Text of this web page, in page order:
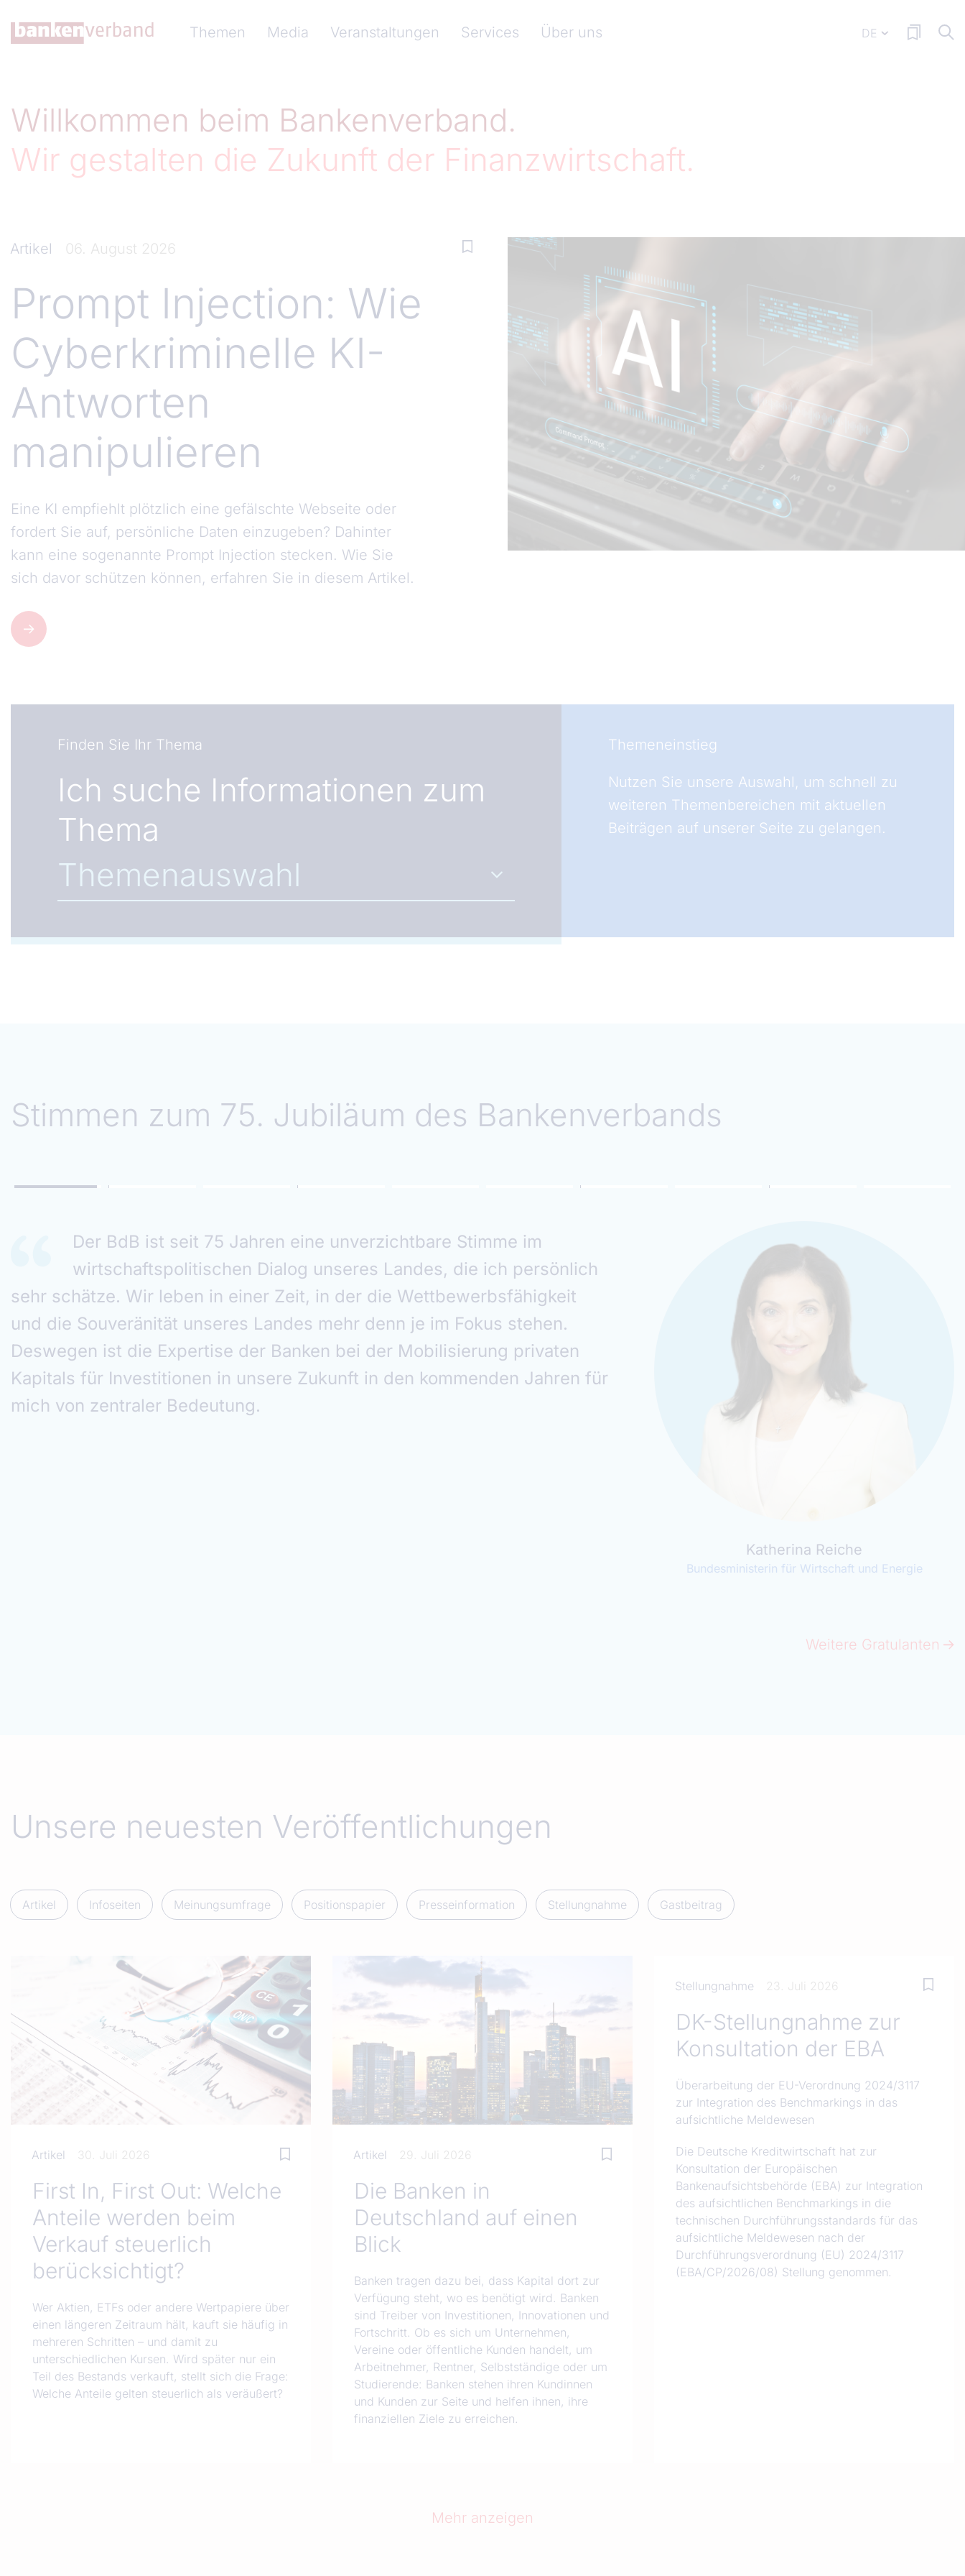
Themen
Media Veranstaltungen Services Über uns DE
Willkommen beim Bankenverband.
Wir gestalten die Zukunft der Finanzwirtschaft.
Artikel 06. August 2026
Prompt Injection: Wie
Cyberkriminelle KI-
Antworten
manipulieren
Eine KI empfiehlt plötzlich eine gefälschte Webseite oder
fordert Sie auf, persönliche Daten einzugeben? Dahinter
kann eine sogenannte Prompt Injection stecken. Wie Sie
sich davor schützen können, erfahren Sie in diesem Artikel.
Finden Sie Ihr Thema
Ich suche Informationen zum
Thema
Themeneinstieg
Nutzen Sie unsere Auswahl, um schnell zu
weiteren Themenbereichen mit aktuellen
Beiträgen auf unserer Seite zu gelangen.
Stimmen zum 75. Jubiläum des Bankenverbands
For 75 years, the Association of German Banks has helped shape
a resilient and stable financial sector at the heart of Europe’s
economy. I trust it will be equally driving the future, with ambition,
supporting a truly European banking sector, scalable cross border and
anchored in financial stability, to mobilise capital and drive growth,
innovation and competitiveness.
Maria Luís Albuquerque
European Commissioner for Financial Services and the
Weitere Gratulanten
Unsere neuesten Veröffentlichungen
Artikel Infoseiten Meinungsumfrage Positionspapier Presseinformation Stellungnahme Gastbeitrag
Artikel 30. Juli 2026
First In, First Out: Welche
Anteile werden beim
Verkauf steuerlich
berücksichtigt?
Wer Aktien, ETFs oder andere Wertpapiere über
einen längeren Zeitraum hält, kauft sie häufig in
mehreren Schritten – und damit zu
unterschiedlichen Kursen. Wird später nur ein
Teil des Bestands verkauft, stellt sich die Frage:
Welche Anteile gelten steuerlich als veräußert?
Artikel 29. Juli 2026
Die Banken in
Deutschland auf einen
Blick
Banken tragen dazu bei, dass Kapital dort zur
Verfügung steht, wo es benötigt wird. Banken
sind Treiber von Investitionen, Innovationen und
Fortschritt. Ob es sich um Unternehmen,
Vereine oder öffentliche Kunden handelt, um
Arbeitnehmer, Rentner, Selbstständige oder um
Studierende: Banken stehen ihren Kundinnen
und Kunden zur Seite und helfen ihnen, ihre
finanziellen Ziele zu erreichen.
Stellungnahme 23. Juli 2026
DK-Stellungnahme zur
Konsultation der EBA
Überarbeitung der EU-Verordnung 2024/3117
zur Integration des Benchmarkings in das
aufsichtliche Meldewesen
Die Deutsche Kreditwirtschaft hat zur
Konsultation der Europäischen
Bankenaufsichtsbehörde (EBA) zur Integration
des aufsichtlichen Benchmarkings in die
technischen Durchführungsstandards für das
aufsichtliche Meldewesen nach der
Durchführungsverordnung (EU) 2024/3117
(EBA/CP/2026/08) Stellung genommen.
Mehr anzeigen